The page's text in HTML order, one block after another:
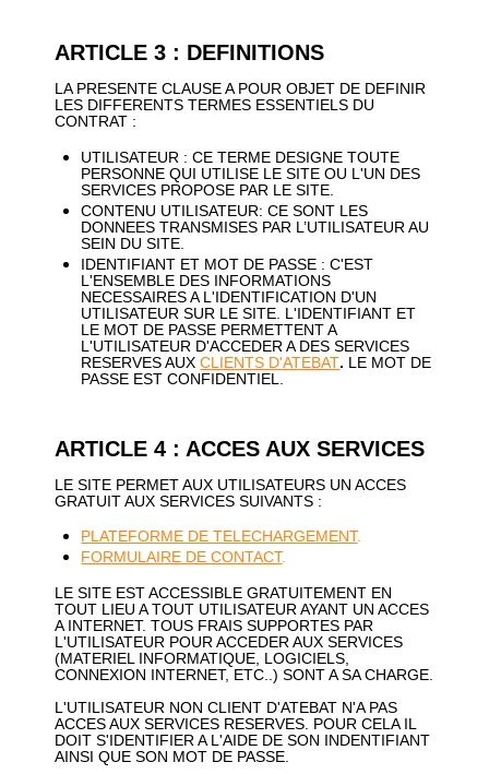
ARTICLE 3 : DEFINITIONS
LA PRESENTE CLAUSE A POUR OBJET DE DEFINIR
LES DIFFERENTS TERMES ESSENTIELS DU
CONTRAT :
UTILISATEUR : CE TERME DESIGNE TOUTE
PERSONNE QUI UTILISE LE SITE OU L'UN DES
SERVICES PROPOSE PAR LE SITE.
CONTENU UTILISATEUR: CE SONT LES
DONNEES TRANSMISES PAR L’UTILISATEUR AU
SEIN DU SITE.
IDENTIFIANT ET MOT DE PASSE : C'EST
L'ENSEMBLE DES INFORMATIONS
NECESSAIRES A L'IDENTIFICATION D'UN
UTILISATEUR SUR LE SITE. L'IDENTIFIANT ET
LE MOT DE PASSE PERMETTENT A
L'UTILISATEUR D'ACCEDER A DES SERVICES
RESERVES AUXCLIENTS D'ATEBAT. LE MOT DE
PASSE EST CONFIDENTIEL.
ARTICLE 4 : ACCES AUX SERVICES
LE SITE PERMET AUX UTILISATEURS UN ACCES
GRATUIT AUX SERVICES SUIVANTS :
PLATEFORME DE TELECHARGEMENT.
FORMULAIRE DE CONTACT.
LE SITE EST ACCESSIBLE GRATUITEMENT EN
TOUT LIEU A TOUT UTILISATEUR AYANT UN ACCES
A INTERNET. TOUS FRAIS SUPPORTES PAR
L'UTILISATEUR POUR ACCEDER AUX SERVICES
(MATERIEL INFORMATIQUE, LOGICIELS,
CONNEXION INTERNET, ETC..) SONT A SA CHARGE.
L'UTILISATEUR NON CLIENT D'ATEBAT N'A PAS
ACCES AUX SERVICES RESERVES. POUR CELA IL
DOIT S'IDENTIFIER A L'AIDE DE SON INDENTIFIANT
AINSI QUE SON MOT DE PASSE.